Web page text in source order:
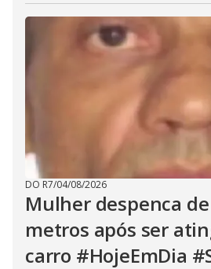
DO R7/04/08/2026
Mulher despenca
metros após ser
carro #HojeEmDia